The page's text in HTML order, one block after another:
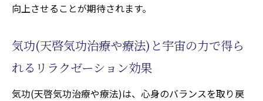
向上させることが期待されます。
気功(天啓気功治療や療法)と宇宙の力で得ら
れるリラクゼーション効果
気功(天啓気功治療や療法)は、心身のバランスを取り戻